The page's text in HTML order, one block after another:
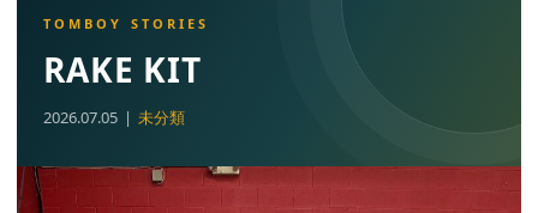
RAKE KIT
2026.07.05 未分類